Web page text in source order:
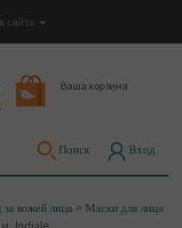
сайта
Ваша корзина
Поиск Вход
за кожей лица > Маски для лица